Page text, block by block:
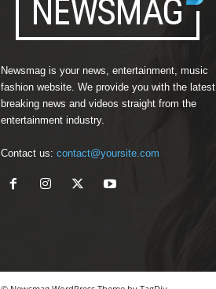
Newsmag is your news, entertainment, music
fashion website. We provide you with the latest
breaking news and videos straight from the
entertainment industry.
Contact us: contact@yoursite.com